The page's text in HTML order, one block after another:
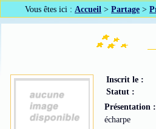
Vous êtes ici : Accueil > Partage >
Inscrit le :
Statut :
Présentation :
écharpe